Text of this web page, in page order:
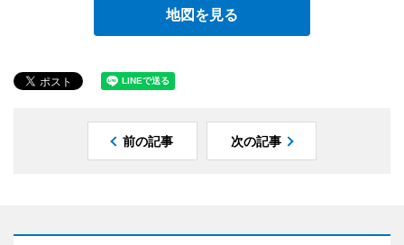
地図を見る
前の記事 次の記事